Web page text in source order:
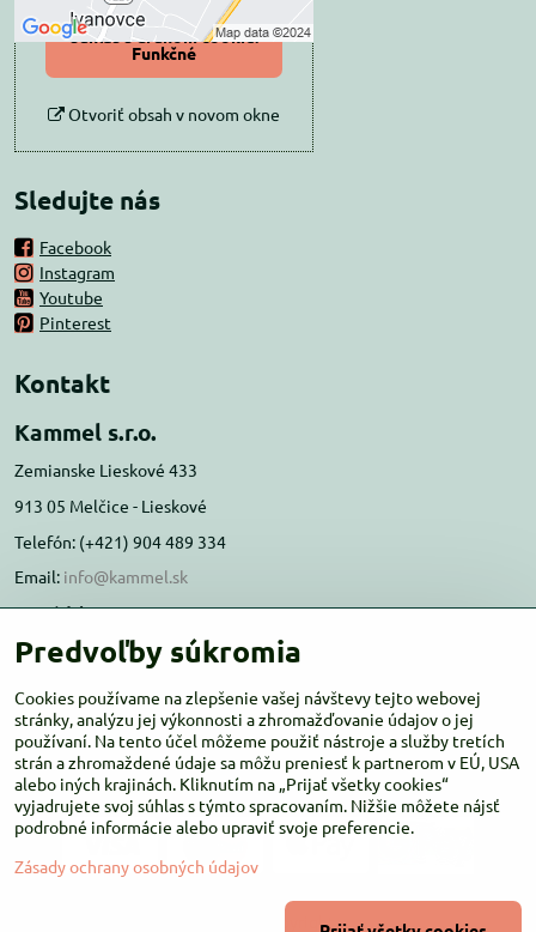
Povoliť a zapamätať -
súhlas s druhom cookie:
Funkčné
Otvoriť obsah v novom okne
Sledujte nás
Facebook
Instagram
Youtube
Pinterest
Kontakt
Kammel s.r.o.
Zemianske Lieskové 433
913 05 Melčice - Lieskové
Telefón: (+421) 904 489 334
Email: info@kammel.sk
Prevádzka:
Administratívna budova PD Melčice
Otváracie hodiny:PO-ŠT 8:00 - 16:00
PIA-NE Zatvorené
Copyright
Predvoľby súkromia
Cookies používame na zlepšenie vašej návštevy tejto webovej
stránky, analýzu jej výkonnosti a zhromažďovanie údajov o jej
používaní. Na tento účel môžeme použiť nástroje a služby tretích
strán a zhromaždené údaje sa môžu preniesť k partnerom v EÚ, USA
alebo iných krajinách. Kliknutím na „Prijať všetky cookies“
vyjadrujete svoj súhlas s týmto spracovaním. Nižšie môžete nájsť
podrobné informácie alebo upraviť svoje preferencie.
Zásady ochrany osobných údajov